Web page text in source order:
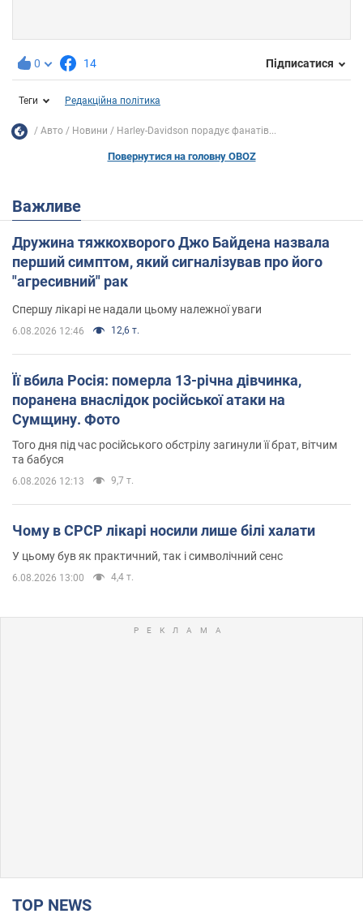
0 14 Підписатися
Теги Редакційна політика
Авто Новини Harley-Davidson порадує фанатів...
Повернутися на головну OBOZ
Важливе
Дружина тяжкохворого Джо Байдена назвала
перший симптом, який сигналізував про його
"агресивний" рак
Спершу лікарі не надали цьому належної уваги
6.08.2026 12:46 12,6 т.
Її вбила Росія: померла 13-річна дівчинка,
поранена внаслідок російської атаки на
Сумщину. Фото
Того дня під час російського обстрілу загинули її брат, вітчим
та бабуся
6.08.2026 12:13 9,7 т.
Чому в СРСР лікарі носили лише білі халати
У цьому був як практичний, так і символічний сенс
6.08.2026 13:00 4,4 т.
TOP NEWS